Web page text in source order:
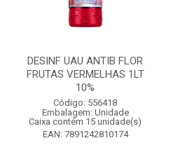
DESINF UAU ANTIB FLOR
FRUTAS VERMELHAS 1LT
10%
Código: 556418
Embalagem: Unidade
Caixa contém 15 unidade(s)
EAN: 7891242810174